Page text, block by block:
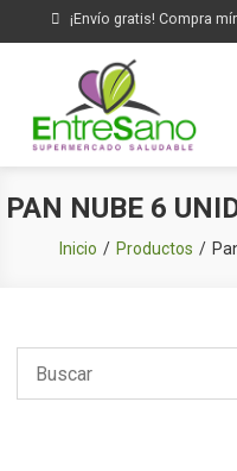
¡Envío gratis! Compra
contenido
PAN NUBE 6
Inicio Productos